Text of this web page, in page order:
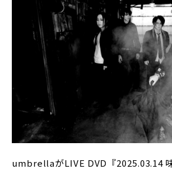
umbrellaがLIVE DVD『2025.03.14